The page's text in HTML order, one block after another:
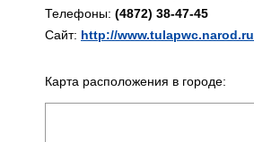
Телефоны: (4872) 38-47-45
Сайт: http://www.tulapwc.narod.ru
Карта расположения в городе: